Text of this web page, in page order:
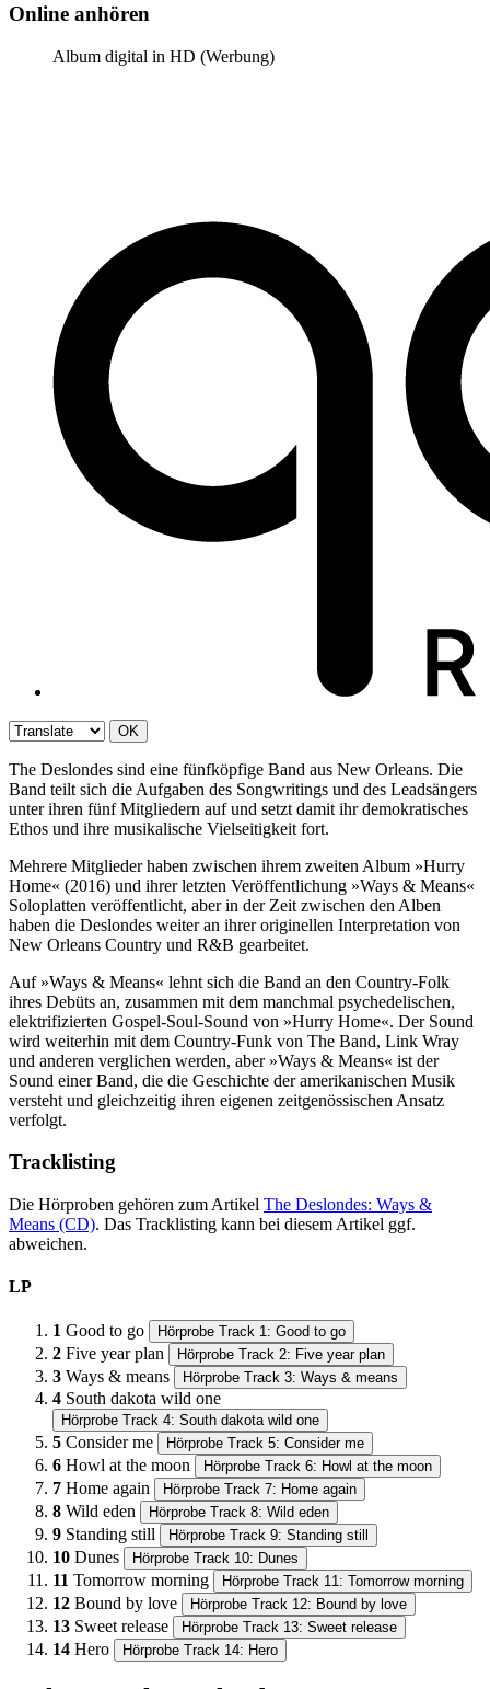
Online anhören
Album digital in HD (Werbung)
OK
The Deslondes sind eine fünfköpfige Band aus New Orleans. Die
Band teilt sich die Aufgaben des Songwritings und des Leadsängers
unter ihren fünf Mitgliedern auf und setzt damit ihr demokratisches
Ethos und ihre musikalische Vielseitigkeit fort.
Mehrere Mitglieder haben zwischen ihrem zweiten Album »Hurry
Home« (2016) und ihrer letzten Veröffentlichung »Ways & Means«
Soloplatten veröffentlicht, aber in der Zeit zwischen den Alben
haben die Deslondes weiter an ihrer originellen Interpretation von
New Orleans Country und R&B gearbeitet.
Auf »Ways & Means« lehnt sich die Band an den Country-Folk
ihres Debüts an, zusammen mit dem manchmal psychedelischen,
elektrifizierten Gospel-Soul-Sound von »Hurry Home«. Der Sound
wird weiterhin mit dem Country-Funk von The Band, Link Wray
und anderen verglichen werden, aber »Ways & Means« ist der
Sound einer Band, die die Geschichte der amerikanischen Musik
versteht und gleichzeitig ihren eigenen zeitgenössischen Ansatz
verfolgt.
Tracklisting
Die Hörproben gehören zum Artikel The Deslondes: Ways &
Means (CD). Das Tracklisting kann bei diesem Artikel ggf.
abweichen.
LP
1 Good to go Hörprobe Track 1: Good to go
2 Five year plan Hörprobe Track 2: Five year plan
3 Ways & means Hörprobe Track 3: Ways & means
4 South dakota wild one
Hörprobe Track 4: South dakota wild one
5 Consider me Hörprobe Track 5: Consider me
6 Howl at the moon Hörprobe Track 6: Howl at the moon
7 Home again Hörprobe Track 7: Home again
8 Wild eden Hörprobe Track 8: Wild eden
9 Standing still Hörprobe Track 9: Standing still
10 Dunes Hörprobe Track 10: Dunes
11 Tomorrow morning Hörprobe Track 11: Tomorrow morning
12 Bound by love Hörprobe Track 12: Bound by love
13 Sweet release Hörprobe Track 13: Sweet release
14 Hero Hörprobe Track 14: Hero